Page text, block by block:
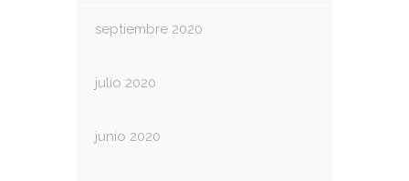
septiembre 2020
julio 2020
junio 2020